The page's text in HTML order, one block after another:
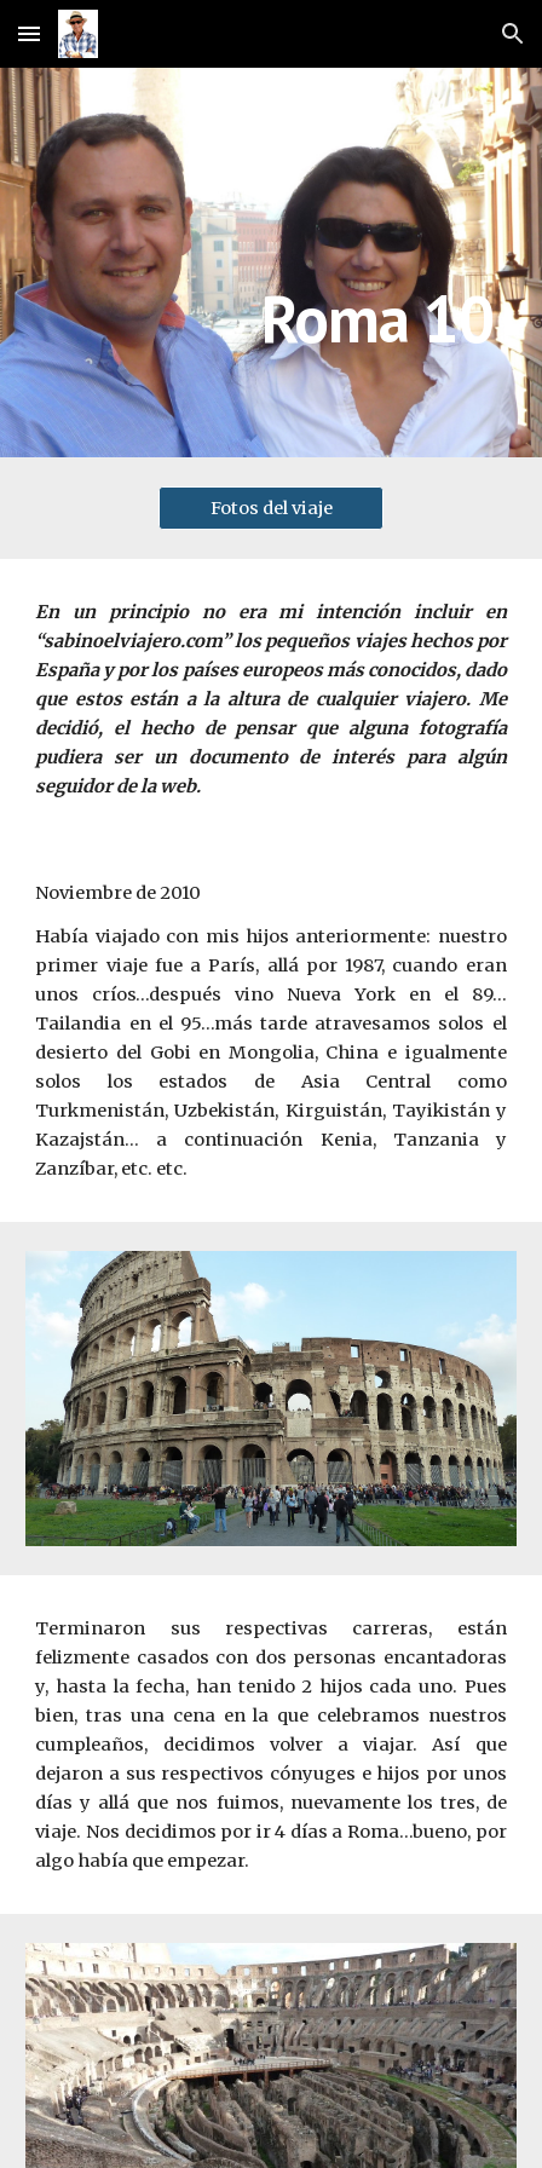
Skip to main content Skip to navigation
Roma 10
Fotos del viaje
En un principio no era mi intención incluir en
“sabinoelviajero.com” los pequeños viajes hechos por
España y por los países europeos más conocidos, dado
que estos están a la altura de cualquier viajero. Me
decidió, el hecho de pensar que alguna fotografía
pudiera ser un documento de interés para algún
seguidor de la web.
Noviembre de 2010
Había viajado con mis hijos anteriormente: nuestro
primer viaje fue a París, allá por 1987, cuando eran
unos críos…después vino Nueva York en el 89…
Tailandia en el 95…más tarde atravesamos solos el
desierto del Gobi en Mongolia, China e igualmente
solos los estados de Asia Central como
Turkmenistán, Uzbekistán, Kirguistán, Tayikistán y
Kazajstán… a continuación Kenia, Tanzania y
Zanzíbar, etc. etc.
Terminaron sus respectivas carreras, están
felizmente casados con dos personas encantadoras
y, hasta la fecha, han tenido 2 hijos cada uno. Pues
bien, tras una cena en la que celebramos nuestros
cumpleaños, decidimos volver a viajar. Así que
dejaron a sus respectivos cónyuges e hijos por unos
días y allá que nos fuimos, nuevamente los tres, de
viaje. Nos decidimos por ir 4 días a Roma…bueno, por
algo había que empezar.